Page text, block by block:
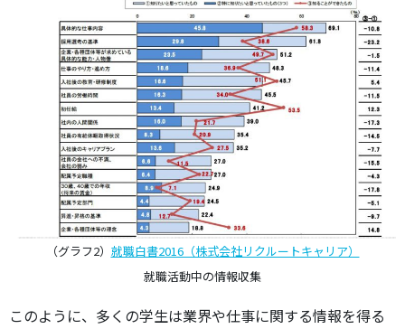
（グラフ2） 就職白書2016（株式会社リクルートキャリア）
就職活動中の情報収集
このように、多くの学生は業界や仕事に関する情報を得る